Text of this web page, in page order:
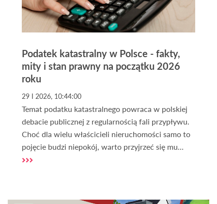
Podatek katastralny w Polsce - fakty,
mity i stan prawny na początku 2026
roku
29 I 2026, 10:44:00
Temat podatku katastralnego powraca w polskiej
debacie publicznej z regularnością fali przypływu.
Choć dla wielu właścicieli nieruchomości samo to
pojęcie budzi niepokój, warto przyjrzeć się mu
chłodnym okiem eksperta. Na początku 2026 roku